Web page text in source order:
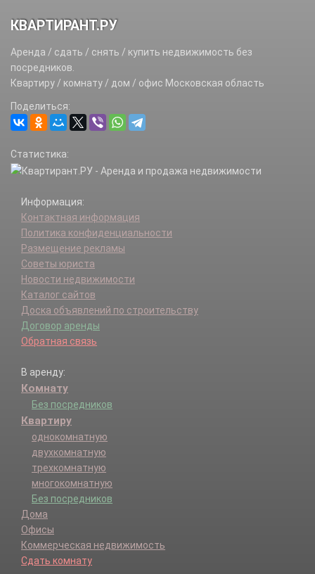
КВАРТИРАНТ.РУ
Аренда / сдать / снять / купить недвижимость без
посредников.
Квартиру / комнату / дом / офис Московская область
Поделиться:
Статистика:
Информация:
Контактная информация
Политика конфиденциальности
Размещение рекламы
Советы юриста
Новости недвижимости
Каталог сайтов
Доска объявлений по строительству
Договор аренды
Обратная связь
В аренду:
Комнату
Без посредников
Квартиру
однокомнатную
двухкомнатную
трехкомнатную
многокомнатную
Без посредников
Дома
Офисы
Коммерческая недвижимость
Сдать комнату